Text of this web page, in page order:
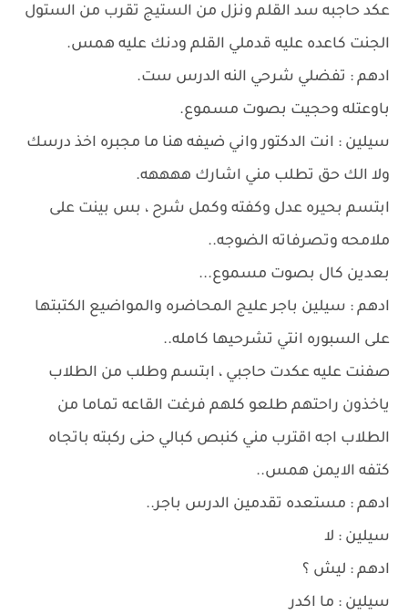
عكد حاجبه سد القلم ونزل من الستيج تقرب من الستول
الجنت كاعده عليه قدملي القلم ودنك عليه همس.
ادهم : تفضلي شرحي النه الدرس ست.
باوعتله وحجيت بصوت مسموع.
سيلين : انت الدكتور واني ضيفه هنا ما مجبره اخذ درسك
ولا الك حق تطلب مني اشارك ههههه.
ابتسم بحيره عدل وكفته وكمل شرح ، بس بينت على
ملامحه وتصرفاته الضوجه..
بعدين كال بصوت مسموع...
ادهم : سيلين باجر عليج المحاضره والمواضيع الكتبتها
على السبوره انتي تشرحيها كامله..
صفنت عليه عكدت حاجبي ، ابتسم وطلب من الطلاب
ياخذون راحتهم طلعو كلهم فرغت القاعه تماما من
الطلاب اجه اقترب مني كنبص كبالي حنى ركبته باتجاه
كتفه الايمن همس..
ادهم : مستعده تقدمين الدرس باجر..
سيلين : لا
ادهم : ليش ؟
سيلين : ما اكدر